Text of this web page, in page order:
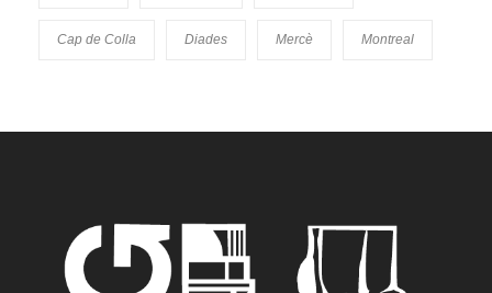
Cap de Colla Diades Mercè Montreal